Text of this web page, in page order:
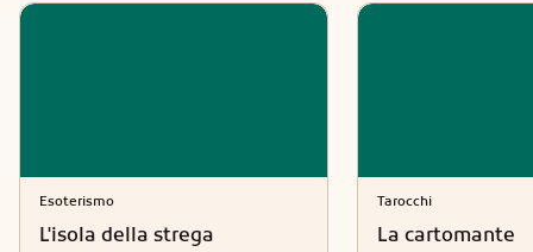
Esoterismo
L'isola della strega
Tarocchi
La cartomante